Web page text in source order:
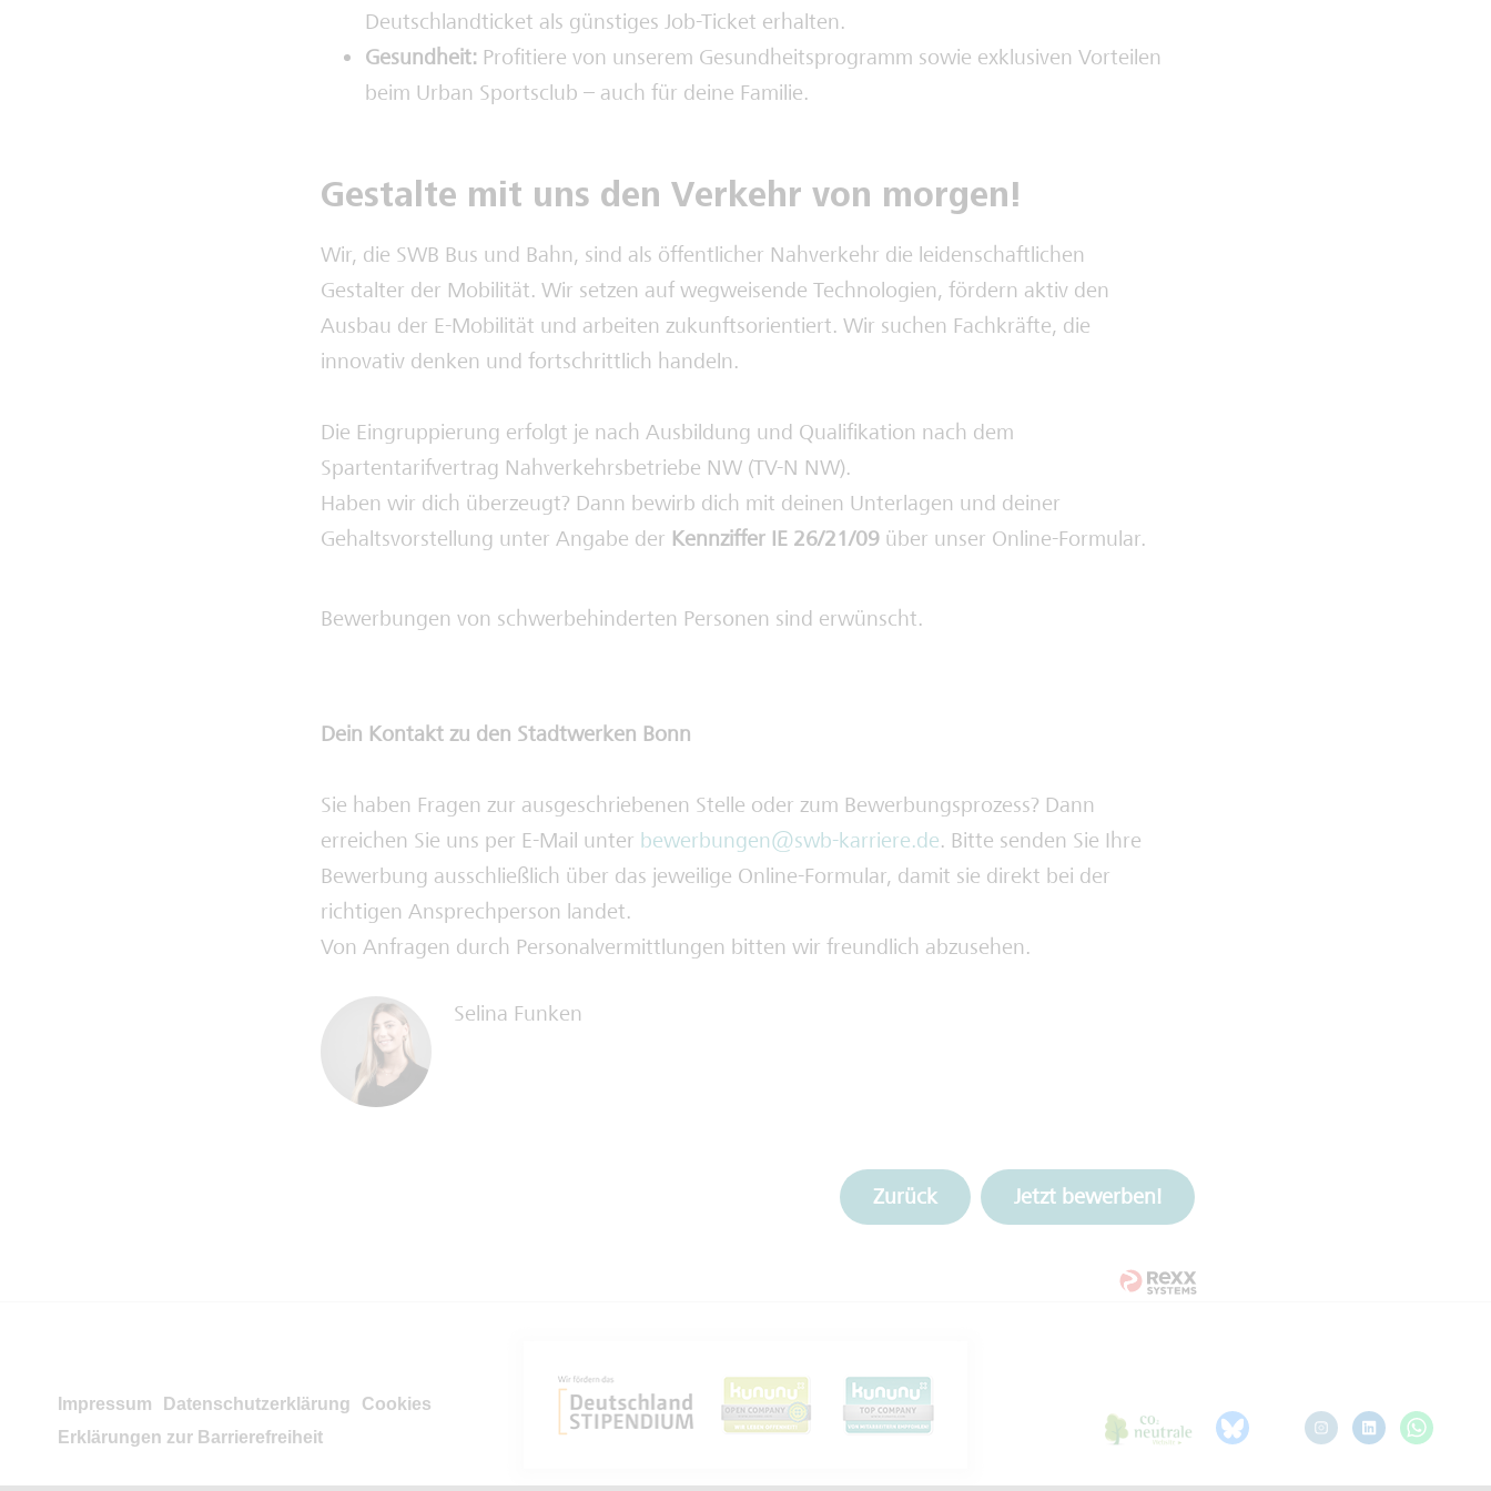
Deutschlandticket als günstiges Job-Ticket erhalten.
Gesundheit: Profitiere von unserem Gesundheitsprogramm sowie exklusiven Vorteilen
beim Urban Sportsclub – auch für deine Familie.
Gestalte mit uns den Verkehr von morgen!
Wir, die SWB Bus und Bahn, sind als öffentlicher Nahverkehr die leidenschaftlichen
Gestalter der Mobilität. Wir setzen auf wegweisende Technologien, fördern aktiv den
Ausbau der E-Mobilität und arbeiten zukunftsorientiert. Wir suchen Fachkräfte, die
innovativ denken und fortschrittlich handeln.
Die Eingruppierung erfolgt je nach Ausbildung und Qualifikation nach dem
Spartentarifvertrag Nahverkehrsbetriebe NW (TV-N NW).
Haben wir dich überzeugt? Dann bewirb dich mit deinen Unterlagen und deiner
Gehaltsvorstellung unter Angabe der Kennziffer IE 26/21/09 über unser Online-Formular.
Bewerbungen von schwerbehinderten Personen sind erwünscht.
Dein Kontakt zu den Stadtwerken Bonn
Sie haben Fragen zur ausgeschriebenen Stelle oder zum Bewerbungsprozess? Dann
erreichen Sie uns per E-Mail unter bewerbungen@swb-karriere.de. Bitte senden Sie Ihre
Bewerbung ausschließlich über das jeweilige Online-Formular, damit sie direkt bei der
richtigen Ansprechperson landet.
Von Anfragen durch Personalvermittlungen bitten wir freundlich abzusehen.
Selina Funken
Zurück Jetzt bewerben!
Impressum Datenschutzerklärung
Cookies
Erklärungen zur Barrierefreiheit